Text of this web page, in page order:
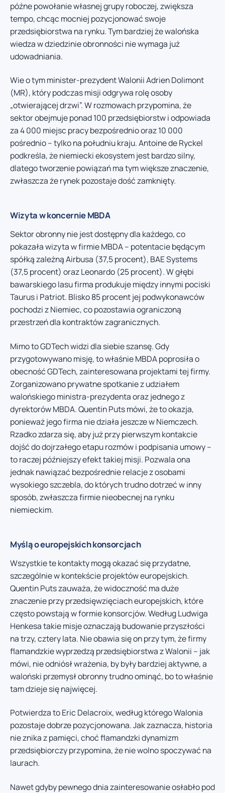
późne powołanie własnej grupy roboczej, zwiększa
tempo, chcąc mocniej pozycjonować swoje
przedsiębiorstwa na rynku. Tym bardziej że walońska
wiedza w dziedzinie obronności nie wymaga już
udowadniania.
Wie o tym minister-prezydent Walonii Adrien Dolimont
(MR), który podczas misji odgrywa rolę osoby
„otwierającej drzwi”. W rozmowach przypomina, że
sektor obejmuje ponad 100 przedsiębiorstw i odpowiada
za 4 000 miejsc pracy bezpośrednio oraz 10 000
pośrednio – tylko na południu kraju. Antoine de Ryckel
podkreśla, że niemiecki ekosystem jest bardzo silny,
dlatego tworzenie powiązań ma tym większe znaczenie,
zwłaszcza że rynek pozostaje dość zamknięty.
Wizyta w koncernie MBDA
Sektor obronny nie jest dostępny dla każdego, co
pokazała wizyta w firmie MBDA – potentacie będącym
spółką zależną Airbusa (37,5 procent), BAE Systems
(37,5 procent) oraz Leonardo (25 procent). W głębi
bawarskiego lasu firma produkuje między innymi pociski
Taurus i Patriot. Blisko 85 procent jej podwykonawców
pochodzi z Niemiec, co pozostawia ograniczoną
przestrzeń dla kontraktów zagranicznych.
Mimo to GDTech widzi dla siebie szansę. Gdy
przygotowywano misję, to właśnie MBDA poprosiła o
obecność GDTech, zainteresowana projektami tej firmy.
Zorganizowano prywatne spotkanie z udziałem
walońskiego ministra-prezydenta oraz jednego z
dyrektorów MBDA. Quentin Puts mówi, że to okazja,
ponieważ jego firma nie działa jeszcze w Niemczech.
Rzadko zdarza się, aby już przy pierwszym kontakcie
dojść do dojrzałego etapu rozmów i podpisania umowy –
to raczej późniejszy efekt takiej misji. Pozwala ona
jednak nawiązać bezpośrednie relacje z osobami
wysokiego szczebla, do których trudno dotrzeć w inny
sposób, zwłaszcza firmie nieobecnej na rynku
niemieckim.
Myślą o europejskich konsorcjach
Wszystkie te kontakty mogą okazać się przydatne,
szczególnie w kontekście projektów europejskich.
Quentin Puts zauważa, że widoczność ma duże
znaczenie przy przedsięwzięciach europejskich, które
często powstają w formie konsorcjów. Według Ludwiga
Henkesa takie misje oznaczają budowanie przyszłości
na trzy, cztery lata. Nie obawia się on przy tym, że firmy
flamandzkie wyprzedzą przedsiębiorstwa z Walonii – jak
mówi, nie odniósł wrażenia, by były bardziej aktywne, a
waloński przemysł obronny trudno ominąć, bo to właśnie
tam dzieje się najwięcej.
Potwierdza to Eric Delacroix, według którego Walonia
pozostaje dobrze pozycjonowana. Jak zaznacza, historia
nie znika z pamięci, choć flamandzki dynamizm
przedsiębiorczy przypomina, że nie wolno spoczywać na
laurach.
Nawet gdyby pewnego dnia zainteresowanie osłabło pod